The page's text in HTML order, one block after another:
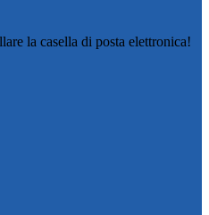
la casella di posta elettronica!